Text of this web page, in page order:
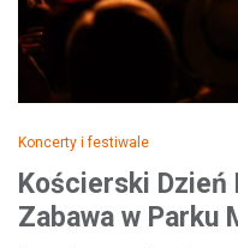
Koncerty i festiwale
Kościerski Dzień
Zabawa w Parku